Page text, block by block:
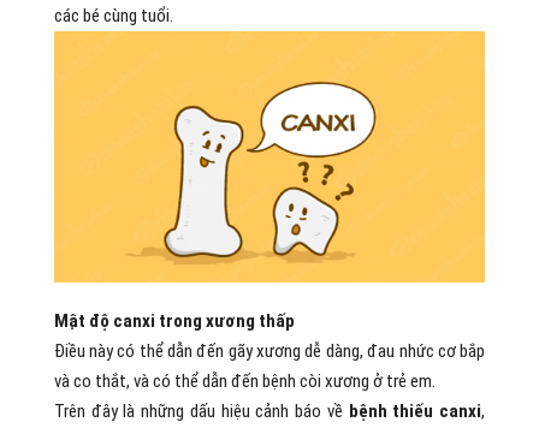
các bé cùng tuổi.
Mật độ canxi trong xương thấp
Điều này có thể dẫn đến gãy xương dễ dàng, đau nhức cơ bắp
và co thắt, và có thể dẫn đến bệnh còi xương ở trẻ em.
Trên đây là những dấu hiệu cảnh báo về bệnh thiếu canxi,